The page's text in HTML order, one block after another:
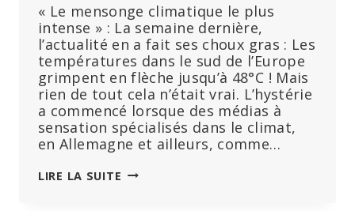
« Le mensonge climatique le plus
intense » : La semaine dernière,
l’actualité en a fait ses choux gras : Les
températures dans le sud de l’Europe
grimpent en flèche jusqu’à 48°C ! Mais
rien de tout cela n’était vrai. L’hystérie
a commencé lorsque des médias à
sensation spécialisés dans le climat,
en Allemagne et ailleurs, comme…
LIRE LA SUITE L’EUROPE